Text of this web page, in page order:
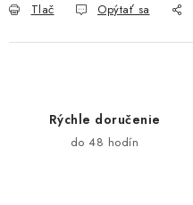
Tlač Opýtať sa
Rýchle doručenie
do 48 hodín